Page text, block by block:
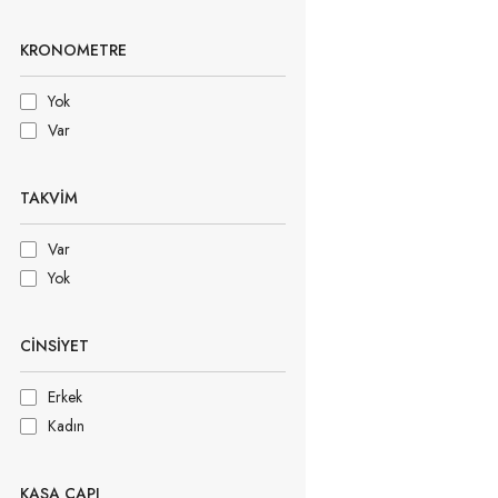
KRONOMETRE
Yok
Var
TAKVIM
Var
Yok
CINSIYET
Erkek
Kadın
KASA ÇAPI